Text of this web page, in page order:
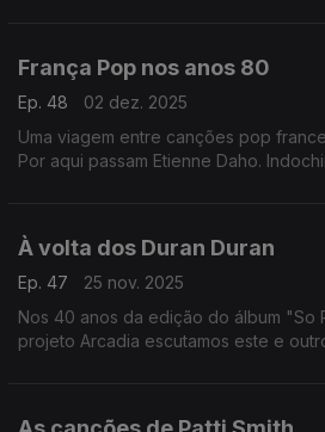
França Pop nos anos 80
Ep. 48
02 dez. 2025
Uma viagem entre canções pop
Por aqui passam Etienne Daho.
À volta dos Duran Duran
Ep. 47
25 nov. 2025
Nos 40 anos da edição do álbum "So
projeto Arcadia escutamos este e